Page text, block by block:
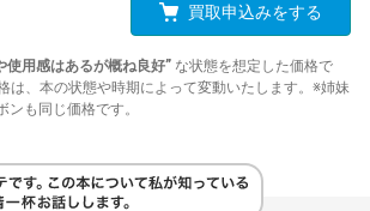
買取申込みをする
使用感はあるが概ね良好” な状態を想定した価格で
は、本の状態や時期によって変動いたします。※姉妹
も同じ価格です。